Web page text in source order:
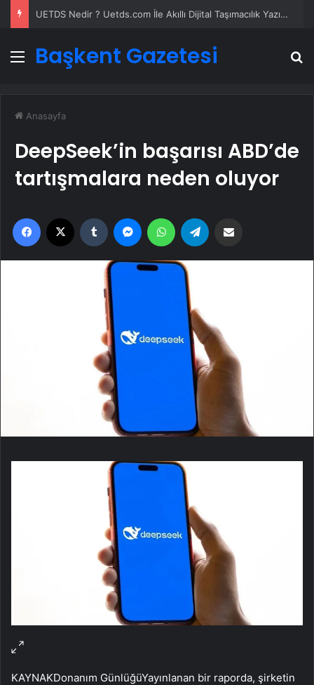
UETDS Nedir ? Uetds.com İle Akıllı Dijital Taşımacılık Yazılımı
Menü
Başkent Gazetesi
Anasayfa
DeepSeek’in başarısı ABD’de
tartışmalara neden oluyor
Facebook Tumblr MessengerWhatsApp
KAYNAKDonanım GünlüğüYayınlanan bir raporda, şirketin